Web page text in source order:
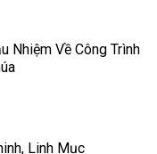
Nhiệm Về Công Trình
Linh Mục